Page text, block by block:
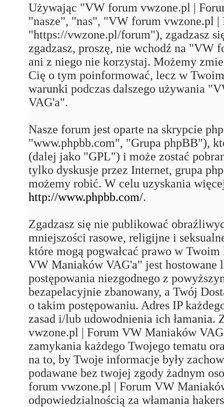
Używając "VW forum vwzone.pl |
"nasze", "nas", "VW forum vwzone.pl
"https://vwzone.pl/forum"), zgadzasz
zgadzasz, proszę, nie wchodź na
ani z niego nie korzystaj. Możemy
Cię o tym poinformować, lecz w
warunki podczas dalszego używania
VAG'a".
Nasze forum jest oparte na skrypcie
"www.phpbb.com", "Grupa phpBB"),
(dalej jako "GPL") i może zostać
tylko dyskusje przez Internet, grupa
możemy robić. W celu uzyskania
http://www.phpbb.com/.
Zgadzasz się nie publikować
mniejszości rasowe, religijne i
które mogą pogwałcać prawo w
VW Maniaków VAG'a" jest hostowane
postępowania niezgodnego z
bezapelacyjnie zbanowany, a Twój
o takim postępowaniu. Adres IP
zasad i/lub udowodnienia ich
vwzone.pl | Forum VW Maniaków
zamykania każdego Twojego tematu
na to, by Twoje informacje były
podawane bez twojej zgody żadnym
forum vwzone.pl | Forum VW
odpowiedzialnością za włamania